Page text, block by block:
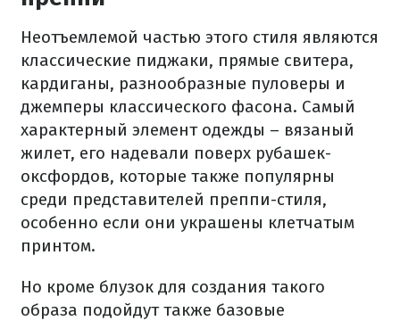
Неотъемлемой частью этого стиля являются
классические пиджаки, прямые свитера,
кардиганы, разнообразные пуловеры и
джемперы классического фасона. Самый
характерный элемент одежды – вязаный
жилет, его надевали поверх рубашек-
оксфордов, которые также популярны
среди представителей преппи-стиля,
особенно если они украшены клетчатым
принтом.
Но кроме блузок для создания такого
образа подойдут также базовые